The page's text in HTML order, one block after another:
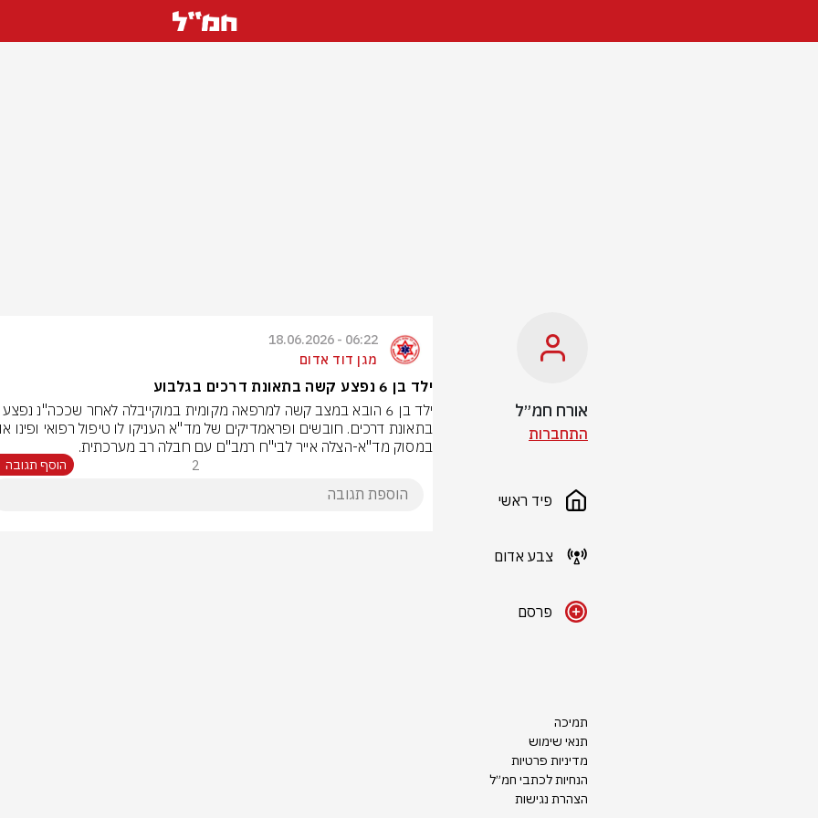
אורח חמ״ל
התחברות
פיד ראשי
צבע אדום
פרסם
תמיכה
תנאי שימוש
מדיניות פרטיות
הנחיות לכתבי חמ״ל
הצהרת נגישות
06:22 - 18.06.2026
מגן דוד אדום
ילד בן 6 נפצע קשה בתאונת דרכים בגלבוע
ילד בן 6 הובא במצב קשה למרפאה מקומית במוקייבלה לאחר שככה"נ נפצע
במסוק מד"א-הצלה אייר לבי"ח רמב"ם עם חבלה רב מערכתית.
2 הוסף תגובה